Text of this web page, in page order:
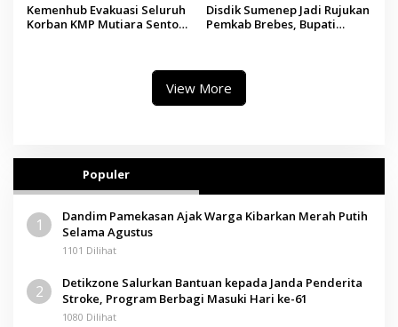
Kemenhub Evakuasi Seluruh
Korban KMP Mutiara Sentosa
Disdik Sumenep Jadi Rujukan
Pemkab Brebes, Bupati
View More
Populer
1
Dandim Pamekasan Ajak Warga Kibarkan Merah Putih
Selama Agustus
1101 Dilihat
2
Detikzone Salurkan Bantuan kepada Janda Penderita
Stroke, Program Berbagi Masuki Hari ke-61
1080 Dilihat